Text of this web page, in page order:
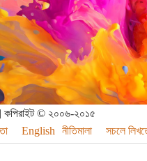
| কপিরাইট © ২০০৬-২০১৫
English নীতিমালা সচলে